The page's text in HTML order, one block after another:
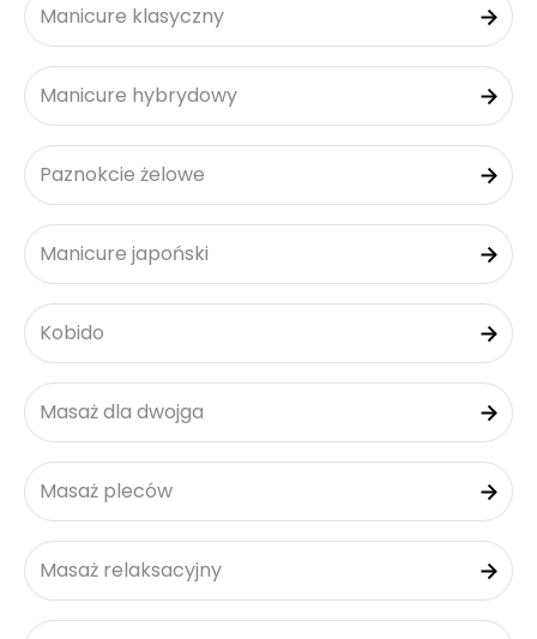
Manicure klasyczny
Manicure hybrydowy
Paznokcie żelowe
Manicure japoński
Kobido
Masaż dla dwojga
Masaż pleców
Masaż relaksacyjny